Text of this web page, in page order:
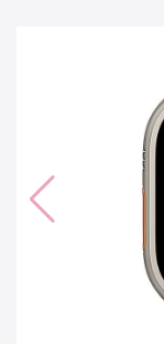
Jetzt
Registrieren